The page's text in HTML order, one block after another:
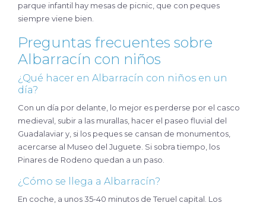
parque infantil hay mesas de picnic, que con peques
siempre viene bien.
Preguntas frecuentes sobre
Albarracín con niños
¿Qué hacer en Albarracín con niños en un
día?
Con un día por delante, lo mejor es perderse por el casco
medieval, subir a las murallas, hacer el paseo fluvial del
Guadalaviar y, si los peques se cansan de monumentos,
acercarse al Museo del Juguete. Si sobra tiempo, los
Pinares de Rodeno quedan a un paso.
¿Cómo se llega a Albarracín?
En coche, a unos 35-40 minutos de Teruel capital. Los